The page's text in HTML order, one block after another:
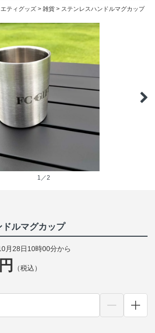
ティグッズ 雑貨 ステンレスハンドルマグカップ
1／2
ルマグカップ
月28日10時00分から
（税込）